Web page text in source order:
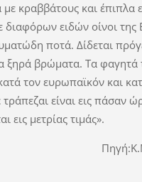
κραββάτους και έπιπλα
διαφόρων ειδών οίνοι
ποτά. Δίδεται
ξηρά βρώματα. Τα φαγητά
τον ευρωπαϊκόν και
είναι εις πάσαν
εις μετρίας τιμάς».